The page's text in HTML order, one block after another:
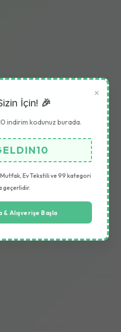
×
İçin! 🎉
indirim kodunuz burada.
Ev Tekstili ve 99 kategori
geçerlidir.
& Alışverişe Başla